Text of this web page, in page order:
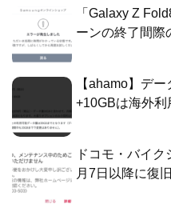
「Galaxy Z
ーンの終了間際
【ahamo】デ
+10GBは海外利
ドコモ・バイ
月7日以降に復